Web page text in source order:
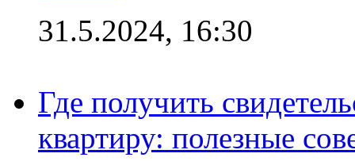
31.5.2024, 16:30
Где получить
квартиру: полезные